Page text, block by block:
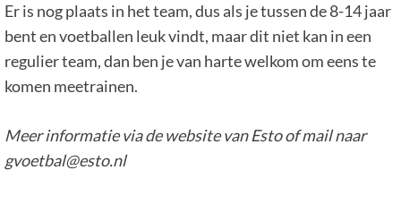
Er is nog plaats in het team, dus als je tussen de 8-14 jaar
bent en voetballen leuk vindt, maar dit niet kan in een
regulier team, dan ben je van harte welkom om eens te
komen meetrainen.
Meer informatie via de website van Esto of mail naar
gvoetbal@esto.nl